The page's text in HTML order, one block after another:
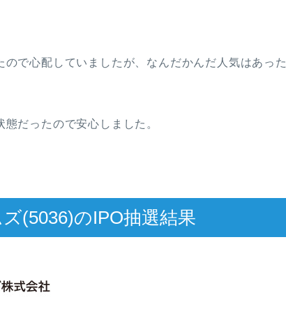
で心配していましたが、なんだかんだ人気はあった
だったので安心しました。
(5036)のIPO抽選結果